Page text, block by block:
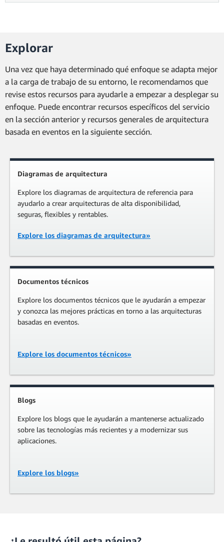
Explorar
Una vez que haya determinado qué enfoque se adapta mejor
a la carga de trabajo de su entorno, le recomendamos que
revise estos recursos para ayudarle a empezar a desplegar su
enfoque. Puede encontrar recursos específicos del servicio
en la sección anterior y recursos generales de arquitectura
basada en eventos en la siguiente sección.
Diagramas de arquitectura
Explore los diagramas de arquitectura de referencia para
ayudarlo a crear arquitecturas de alta disponibilidad,
seguras, flexibles y rentables.
Explore los diagramas de arquitectura»
Documentos técnicos
Explore los documentos técnicos que le ayudarán a empezar
y conozca las mejores prácticas en torno a las arquitecturas
basadas en eventos.
Explore los documentos técnicos»
Blogs
Explore los blogs que le ayudarán a mantenerse actualizado
sobre las tecnologías más recientes y a modernizar sus
aplicaciones.
Explore los blogs»